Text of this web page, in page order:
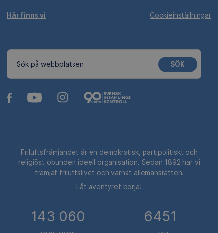
Här finns vi Cookieinställningar
Sök på webbplatsen SÖK
Friluftsfrämjandet är en demokratisk, partipolitiskt och
religiöst obunden ideell organisation. Sedan 1892 har vi
främjat friluftslivet och värnat allemansrätten.
Låt äventyret börja!
143 060 6451